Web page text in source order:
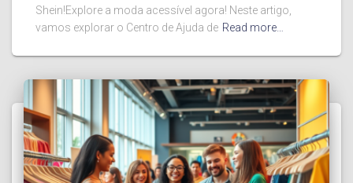
Shein!Explore a moda acessível agora! Neste artigo,
vamos explorar o Centro de Ajuda de Read more…